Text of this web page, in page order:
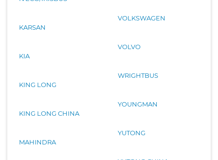
KARSAN
KIA
KING LONG
KING LONG CHINA
MAHINDRA
VOLKSWAGEN
VOLVO
WRIGHTBUS
YOUNGMAN
YUTONG